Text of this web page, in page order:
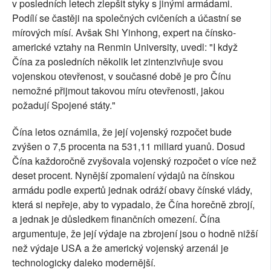
v posledních letech zlepšit styky s jinými armádami.
Podílí se častěji na společných cvičeních a účastní se
mírových mísí. Avšak Shi Yinhong, expert na čínsko-
americké vztahy na Renmin University, uvedl: "I když
Čína za posledních několik let zintenzivňuje svou
vojenskou otevřenost, v současné době je pro Čínu
nemožné přijmout takovou míru otevřenosti, jakou
požadují Spojené státy."
Čína letos oznámila, že její vojenský rozpočet bude
zvýšen o 7,5 procenta na 531,11 miliard yuanů. Dosud
Čína každoročně zvyšovala vojenský rozpočet o více než
deset procent. Nynější zpomalení výdajů na čínskou
armádu podle expertů jednak odráží obavy čínské vlády,
která si nepřeje, aby to vypadalo, že Čína horečně zbrojí,
a jednak je důsledkem finančních omezení. Čína
argumentuje, že její výdaje na zbrojení jsou o hodně nižší
než výdaje USA a že americký vojenský arzenál je
technologicky daleko modernější.